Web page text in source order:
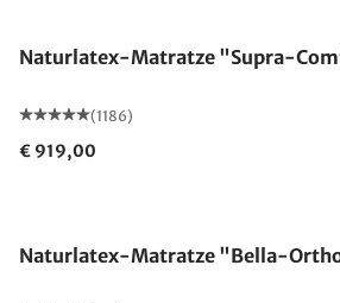
Naturlatex-Matratze "Supra-
(1186)
€ 919,00
Naturlatex-Matratze "Bella-